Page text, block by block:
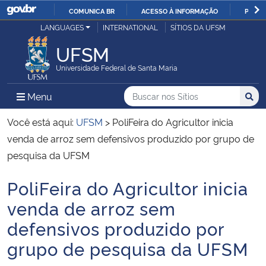
IR
COMUNICA BR ACESSO À INFORMAÇÃO
Ministério da Justiça e Segurança Pública
Ministério da Defesa
Ministério das Relações Exteriores
Ministério da Economia
Ministério da Infraestrutura
Ministério da Agricultura, Pecuária e Abastecimento
Ministério da Educação
LANGUAGES INTERNATIONAL SÍTIOS DA UFSM
UFSM
Universidade Federal de Santa Maria
Menu Menu Principal do Sítio
Busca
Buscar no nos Sítios
Busca:
Você está aqui: UFSM > PoliFeira do Agricultor inicia
venda de arroz sem defensivos produzido por grupo de
pesquisa da UFSM
Início do conteúdo
PoliFeira do Agricultor inicia
venda de arroz sem
defensivos produzido por
grupo de pesquisa da UFSM